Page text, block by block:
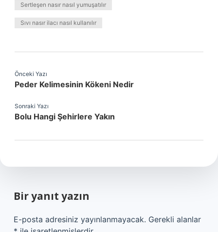
Sertleşen nasır nasıl yumuşatılır
Sıvı nasır ilacı nasıl kullanılır
Önceki Yazı
Peder Kelimesinin Kökeni Nedir
Sonraki Yazı
Bolu Hangi Şehirlere Yakın
Bir yanıt yazın
E-posta adresiniz yayınlanmayacak. Gerekli alanlar